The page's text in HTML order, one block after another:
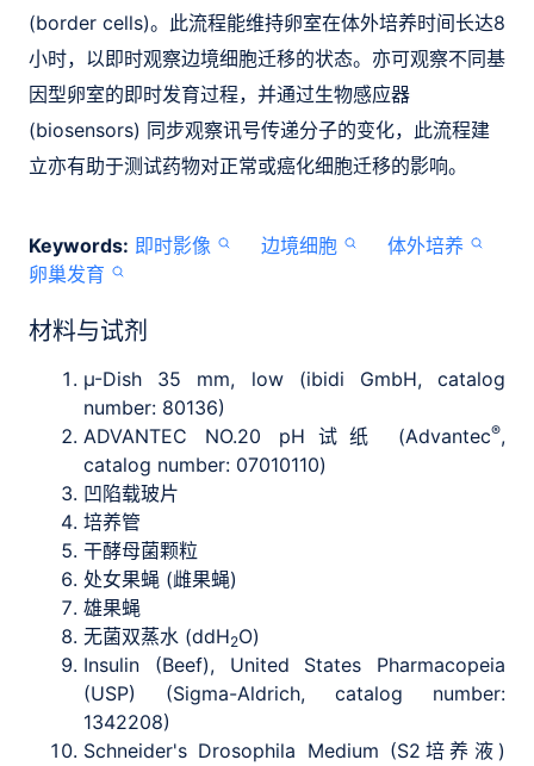
(border cells)。此流程能维持卵室在体外培养时间长达8
小时，以即时观察边境细胞迁移的状态。亦可观察不同基
因型卵室的即时发育过程，并通过生物感应器
(biosensors) 同步观察讯号传递分子的变化，此流程建
立亦有助于测试药物对正常或癌化细胞迁移的影响。
Keywords: 即时影像 边境细胞
体外培养
卵巢发育
材料与试剂
µ-Dish 35 mm, low (ibidi GmbH, catalog
number: 80136)
ADVANTEC NO.20 pH试纸 (Advantec®,
catalog number: 07010110)
凹陷载玻片
培养管
干酵母菌颗粒
处女果蝇 (雌果蝇)
雄果蝇
无菌双蒸水 (ddH2O)
Insulin (Beef), United States Pharmacopeia
(USP) (Sigma-Aldrich, catalog number:
1342208)
Schneider's Drosophila Medium (S2培养液)